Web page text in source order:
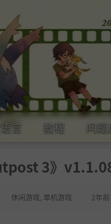
言 教程 问题
3》
休闲游戏 单机游戏 2年前